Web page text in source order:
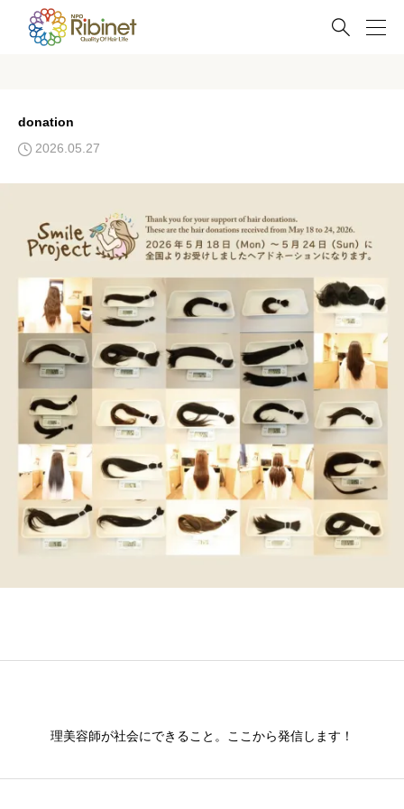

donation
2026.05.27
理美容師が社会にできること。ここから発信します！